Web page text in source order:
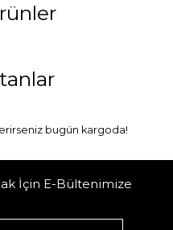
bugün kargoda!
İçin E-Bültenimize